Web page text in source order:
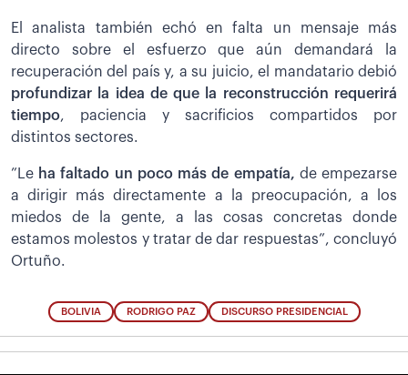
El analista también echó en falta un mensaje más
directo sobre el esfuerzo que aún demandará la
recuperación del país y, a su juicio, el mandatario debió
profundizar la idea de que la reconstrucción requerirá
tiempo, paciencia y sacrificios compartidos por
distintos sectores.
”Le ha faltado un poco más de empatía, de empezarse
a dirigir más directamente a la preocupación, a los
miedos de la gente, a las cosas concretas donde
estamos molestos y tratar de dar respuestas”, concluyó
Ortuño.
BOLIVIA RODRIGO PAZ DISCURSO PRESIDENCIAL